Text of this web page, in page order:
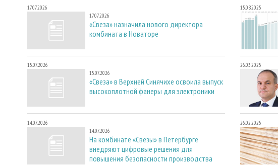
17.07.2026
17.07.2026
«Свеза» назначила нового директора
комбината в Новаторе
15.07.2026
15.07.2026
«Свеза» в Верхней Синячихе освоила выпуск
высокоплотной фанеры для электроники
14.07.2026
14.07.2026
На комбинате «Свезы» в Петербурге
внедряют цифровые решения для
повышения безопасности производства
15.08.2025
26.03.2025
26.02.2025